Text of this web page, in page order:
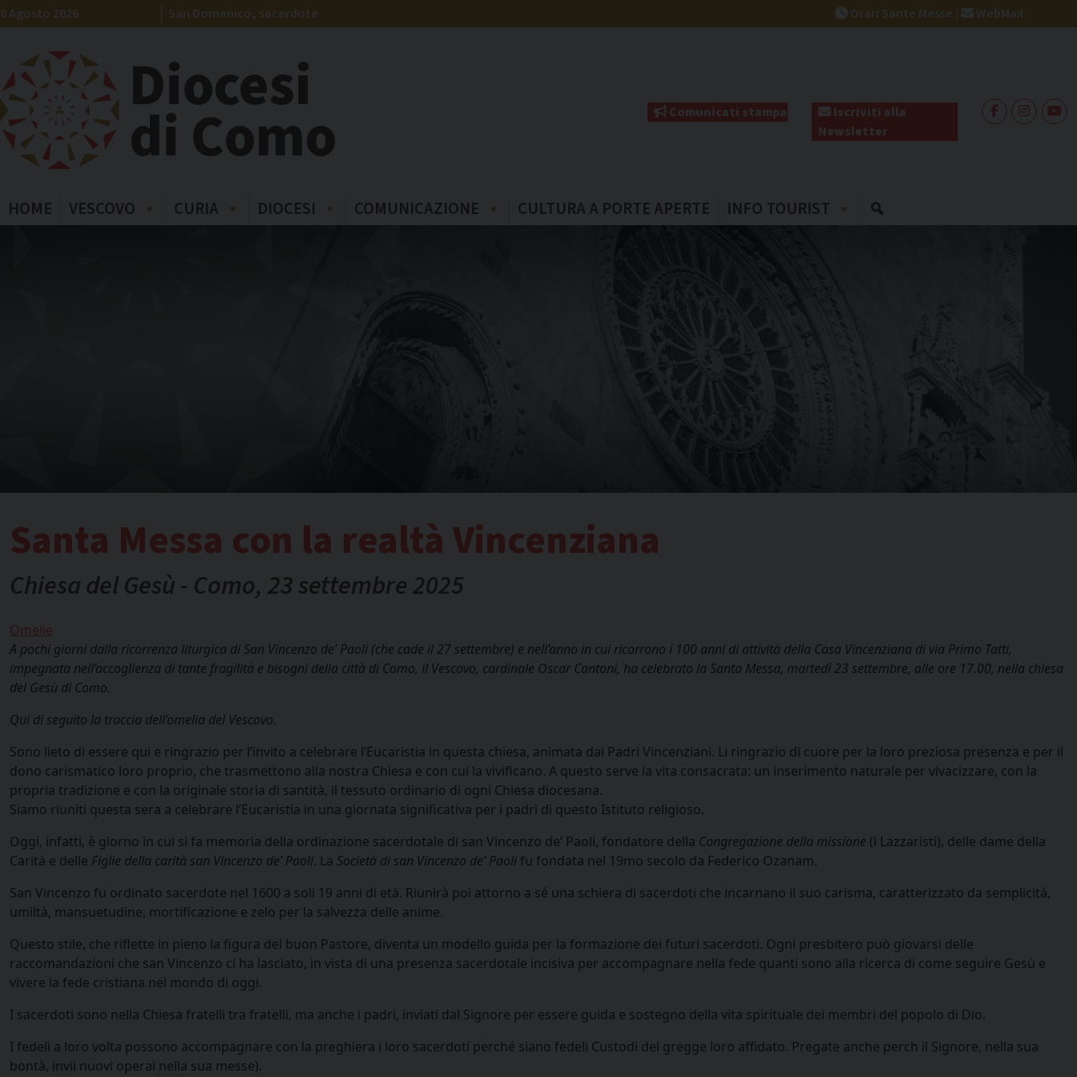
Skip
to
8 Agosto 2026 San Domenico, sacerdote Orari Sante Messe | WebMail
Diocesi
di Como Comunicati stampa
Iscriviti alla
Newsletter
HOME VESCOVO CURIA DIOCESI COMUNICAZIONE CULTURA A PORTE APERTE INFO TOURIST
Santa Messa con la realtà Vincenziana
Chiesa del Gesù - Como, 23 settembre 2025
Omelie
A pochi giorni dalla ricorrenza liturgica di San Vincenzo de’ Paoli (che cade il 27 settembre) e nell’anno in cui ricorrono i 100 anni di attività della Casa Vincenziana di via Primo Tatti,
impegnata nell’accoglienza di tante fragilità e bisogni della città di Como, il Vescovo, cardinale Oscar Cantoni, ha celebrato la Santa Messa, martedì 23 settembre, alle ore 17.00, nella chiesa
del Gesù di Como.
Qui di seguito la traccia dell’omelia del Vescovo.
Sono lieto di essere qui e ringrazio per l’invito a celebrare l’Eucaristia in questa chiesa, animata dai Padri Vincenziani. Li ringrazio di cuore per la loro preziosa presenza e per il
dono carismatico loro proprio, che trasmettono alla nostra Chiesa e con cui la vivificano. A questo serve la vita consacrata: un inserimento naturale per vivacizzare, con la
propria tradizione e con la originale storia di santità, il tessuto ordinario di ogni Chiesa diocesana.
Siamo riuniti questa sera a celebrare l’Eucaristia in una giornata significativa per i padri di questo Istituto religioso.
Oggi, infatti, è giorno in cui si fa memoria della ordinazione sacerdotale di san Vincenzo de’ Paoli, fondatore della Congregazione della missione (i Lazzaristi), delle dame della
Carità e delle Figlie della carità san Vincenzo de’ Paoli. La Società di san Vincenzo de’ Paoli fu fondata nel 19mo secolo da Federico Ozanam.
San Vincenzo fu ordinato sacerdote nel 1600 a soli 19 anni di età. Riunirà poi attorno a sé una schiera di sacerdoti che incarnano il suo carisma, caratterizzato da semplicità,
umiltà, mansuetudine, mortificazione e zelo per la salvezza delle anime.
Questo stile, che riflette in pieno la figura del buon Pastore, diventa un modello guida per la formazione dei futuri sacerdoti. Ogni presbitero può giovarsi delle
raccomandazioni che san Vincenzo ci ha lasciato, in vista di una presenza sacerdotale incisiva per accompagnare nella fede quanti sono alla ricerca di come seguire Gesù e
vivere la fede cristiana nel mondo di oggi.
I sacerdoti sono nella Chiesa fratelli tra fratelli, ma anche i padri, inviati dal Signore per essere guida e sostegno della vita spirituale dei membri del popolo di Dio.
I fedeli a loro volta possono accompagnare con la preghiera i loro sacerdoti perché siano fedeli Custodi del gregge loro affidato. Pregate anche perch il Signore, nella sua
bontà, invii nuovi operai nella sua messe).